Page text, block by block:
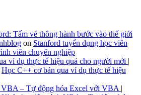
Tấm vé thông hành bước vào thế giới
on Stanford tuyển dụng học viên
viên chuyên nghiệp
ví dụ thực tế hiệu quả cho người mới |
Học C++ cơ bản qua ví dụ thực tế hiệu
– Tự động hóa Excel với VBA |